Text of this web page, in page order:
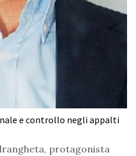
e controllo negli appalti
protagonista